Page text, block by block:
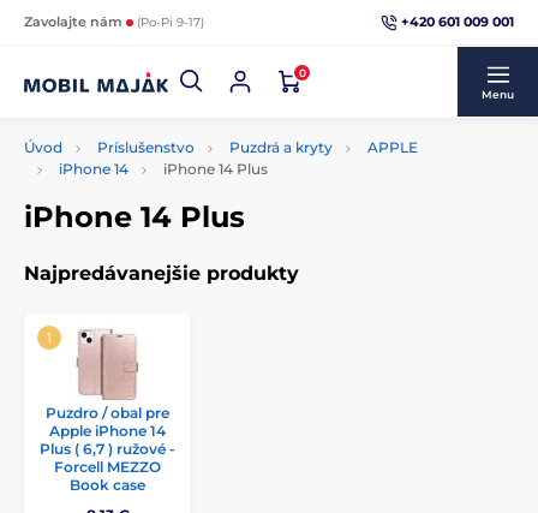
Zavolajte nám (Po-Pi 9-17) +420 601 009 001
0
Menu
Úvod Príslušenstvo Puzdrá a kryty
APPLE
iPhone 14
iPhone 14 Plus
iPhone 14 Plus
Najpredávanejšie produkty
Puzdro / obal pre
Apple iPhone 14
Plus ( 6,7 ) ružové -
Forcell MEZZO
Book case